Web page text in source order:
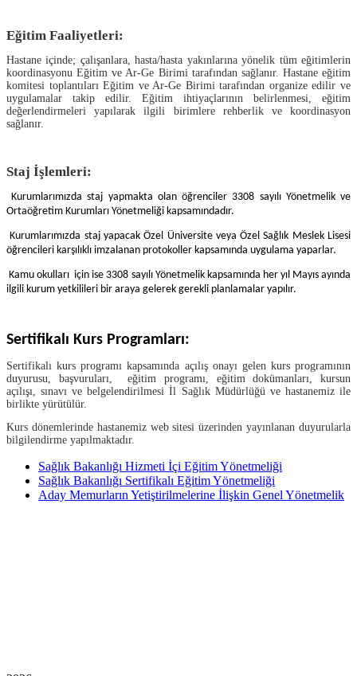
Eğitim Faaliyetleri:
Hastane içinde; çalışanlara, hasta/hasta yakınlarına yönelik tüm eğitimlerin
koordinasyonu Eğitim ve Ar-Ge Birimi tarafından sağlanır. Hastane eğitim
komitesi toplantıları Eğitim ve Ar-Ge Birimi tarafından organize edilir ve
uygulamalar takip edilir. Eğitim ihtiyaçlarının belirlenmesi, eğitim
değerlendirmeleri yapılarak ilgili birimlere rehberlik ve koordinasyon
sağlanır.
Staj İşlemleri:
Kurumlarımızda staj yapmakta olan öğrenciler 3308 sayılı Yönetmelik ve
Ortaöğretim Kurumları Yönetmeliği kapsamındadır.
Kurumlarımızda staj yapacak Özel Üniversite veya Özel Sağlık Meslek Lisesi
öğrencileri karşılıklı imzalanan protokoller kapsamında uygulama yaparlar.
Kamu okulları için ise 3308 sayılı Yönetmelik kapsamında her yıl Mayıs ayında
ilgili kurum yetkilileri bir araya gelerek gerekli planlamalar yapılır.
Sertifikalı Kurs Programları:
Sertifikalı kurs programı kapsamında açılış onayı gelen kurs programının
duyurusu, başvuruları, eğitim programı, eğitim dokümanları, kursun
açılışı, sınavı ve belgelendirilmesi İl Sağlık Müdürlüğü ve hastanemiz ile
birlikte yürütülür.
Kurs dönemlerinde hastanemiz web sitesi üzerinden yayınlanan duyurularla
bilgilendirme yapılmaktadır.
Sağlık Bakanlığı Hizmeti İçi Eğitim Yönetmeliği
Sağlık Bakanlığı Sertifikalı Eğitim Yönetmeliği
Aday Memurların Yetiştirilmelerine İlişkin Genel Yönetmelik